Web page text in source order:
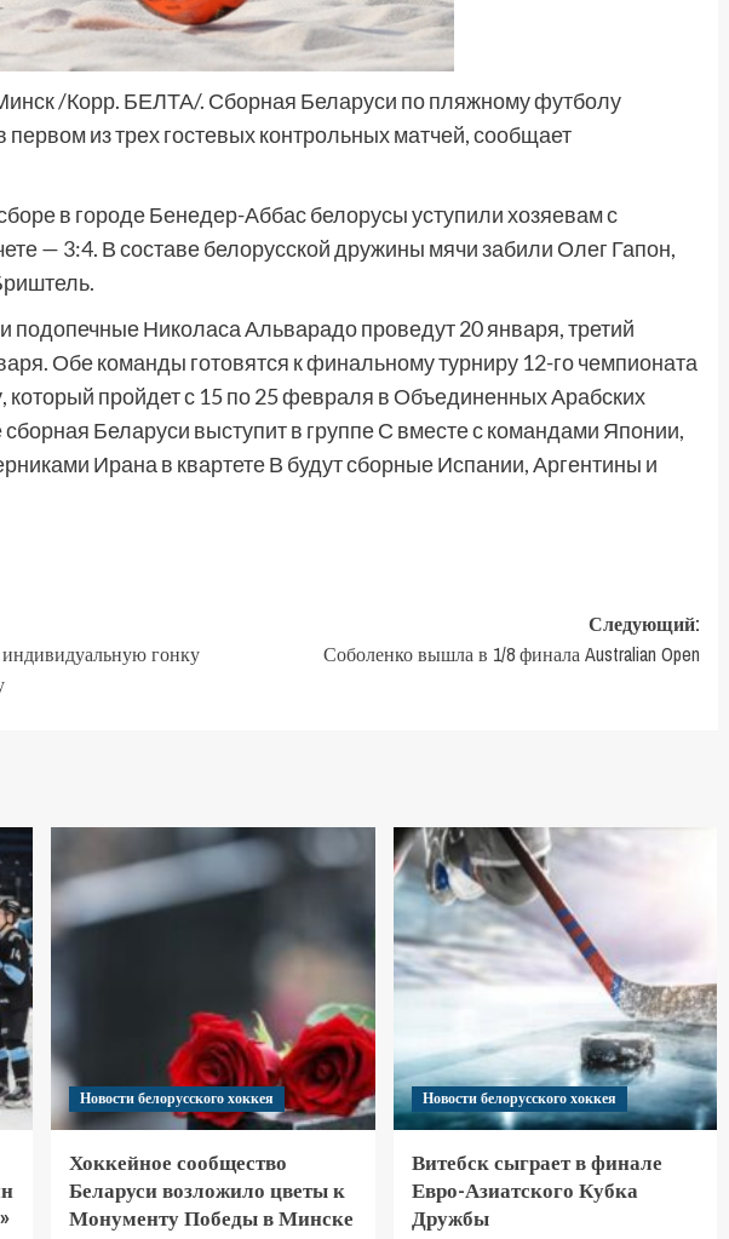
/Корр. БЕЛТА/. Сборная Беларуси по пляжному футболу
из трех гостевых контрольных матчей, сообщает
в городе Бенедер-Аббас белорусы уступили хозяевам с
— 3:4. В составе белорусской дружины мячи забили Олег Гапон,
подопечные Николаса Альварадо проведут 20 января, третий
Обе команды готовятся к финальному турниру 12-го чемпионата
пройдет с 15 по 25 февраля в Объединенных Арабских
Беларуси выступит в группе С вместе с командами Японии,
Ирана в квартете В будут сборные Испании, Аргентины и
гонку
Следующий:
Соболенко вышла в 1/8 финала Australian Open
Новости белорусского хоккея
Хоккейное сообщество
Беларуси возложило цветы к
Монументу Победы в Минске
Новости белорусского хоккея
Витебск сыграет в финале
Евро-Азиатского Кубка
Дружбы